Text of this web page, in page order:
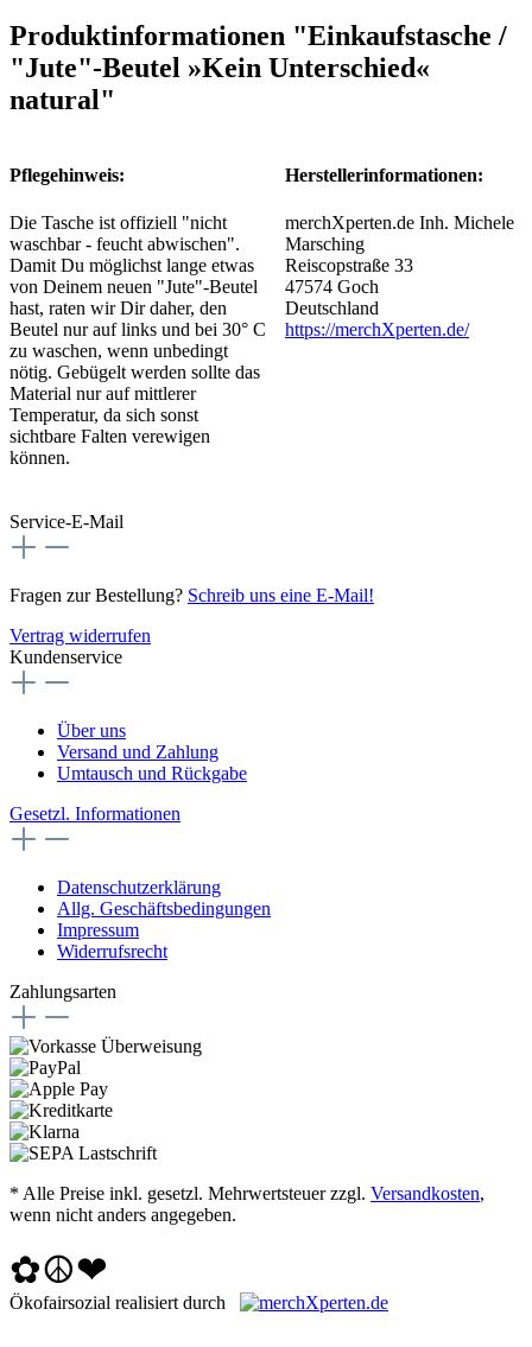
Produktinformationen "Einkaufstasche /
"Jute"-Beutel »Kein Unterschied«
natural"
Pflegehinweis:
Die Tasche ist offiziell "nicht
waschbar - feucht abwischen".
Damit Du möglichst lange etwas
von Deinem neuen "Jute"-Beutel
hast, raten wir Dir daher, den
Beutel nur auf links und bei 30° C
zu waschen, wenn unbedingt
nötig. Gebügelt werden sollte das
Material nur auf mittlerer
Temperatur, da sich sonst
sichtbare Falten verewigen
können.
Herstellerinformationen:
merchXperten.de Inh. Michele
Marsching
Reiscopstraße 33
47574 Goch
Deutschland
https://merchXperten.de/
Service-E-Mail
Fragen zur Bestellung? Schreib uns eine E-Mail!
Vertrag widerrufen
Kundenservice
Über uns
Versand und Zahlung
Umtausch und Rückgabe
Gesetzl. Informationen
Datenschutzerklärung
Allg. Geschäftsbedingungen
Impressum
Widerrufsrecht
Zahlungsarten
* Alle Preise inkl. gesetzl. Mehrwertsteuer zzgl. Versandkosten,
wenn nicht anders angegeben.
✿☮❤
Ökofairsozial realisiert durch